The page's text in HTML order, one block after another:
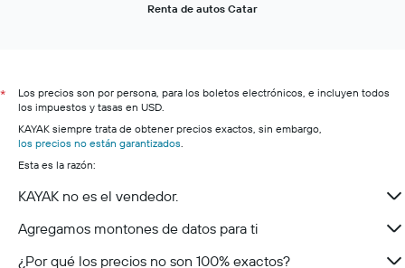
Renta de autos Catar
*
Los precios son por persona, para los boletos electrónicos, e incluyen todos
los impuestos y tasas en USD.
KAYAK siempre trata de obtener precios exactos, sin embargo,
los precios no están garantizados
Esta es la razón:
KAYAK no es el vendedor.
Agregamos montones de datos para ti
¿Por qué los precios no son 100% exactos?